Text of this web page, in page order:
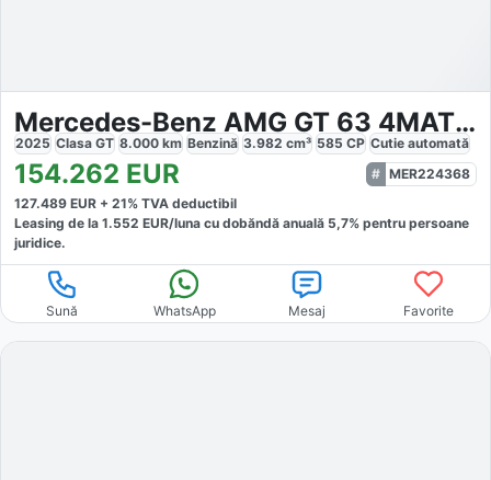
Mercedes-Benz AMG GT 63 4MATIC Coupé
2025 Clasa GT 8.000 km Benzină 3.982 cm³ 585 CP Cutie automată
154.262 EUR
MER224368
127.489 EUR + 21% TVA deductibil
Leasing de la 1.552 EUR/luna cu dobăndă anuală 5,7% pentru persoane
juridice.
Sună WhatsApp Mesaj Favorite